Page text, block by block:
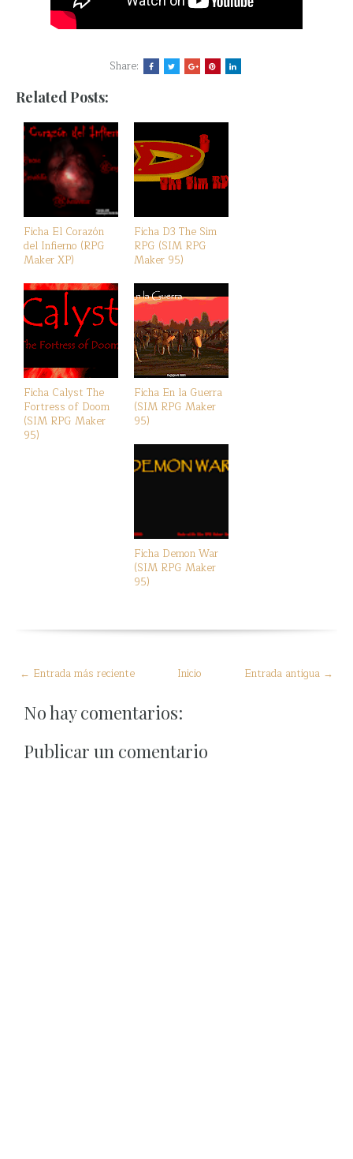
Share:
Related Posts:
Ficha El Corazón
del Infierno (RPG
Maker XP)
Ficha D3 The Sim
RPG (SIM RPG
Maker 95)
Ficha Calyst The
Fortress of Doom
(SIM RPG Maker
95)
Ficha En la Guerra
(SIM RPG Maker
95)
Ficha Demon War
(SIM RPG Maker
95)
← Entrada más reciente Entrada antigua →
Inicio
No hay comentarios:
Publicar un comentario